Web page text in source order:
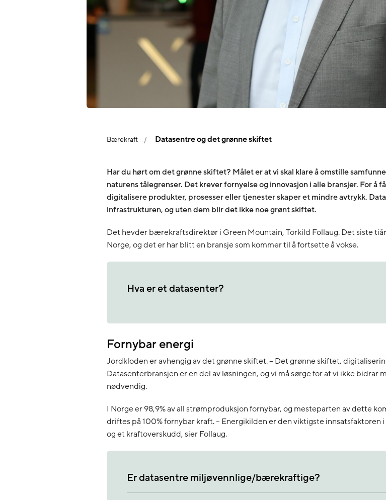
Bærekraft Datasentre og det grønne skiftet
Har du hørt om det grønne skiftet? Målet er at vi skal klare å omstille
naturens tålegrenser. Det krever fornyelse og innovasjon i alle bransjer. For å
digitalisere produkter, prosesser eller tjenester skaper et mindre avtrykk.
infrastrukturen, og uten dem blir det ikke noe grønt skiftet.
Det hevder bærekraftsdirektør i Green Mountain, Torkild Follaug. Det siste
Norge, og det er har blitt en bransje som kommer til å fortsette å vokse.
Hva er et datasenter?
Fornybar energi
Jordkloden er avhengig av det grønne skiftet. – Det grønne skiftet,
Datasenterbransjen er en del av løsningen, og vi må sørge for at vi ikke
nødvendig.
I Norge er 98,9% av all strømproduksjon fornybar, og mesteparten av dette
driftes på 100% fornybar kraft. – Energikilden er den viktigste innsatsfaktoren
og et kraftoverskudd, sier Follaug.
Er datasentre miljøvennlige/bærekraftige?